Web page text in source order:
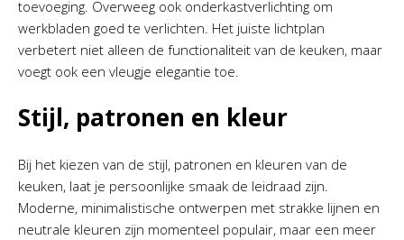
toevoeging. Overweeg ook onderkastverlichting om
werkbladen goed te verlichten. Het juiste lichtplan
verbetert niet alleen de functionaliteit van de keuken, maar
voegt ook een vleugje elegantie toe.
Stijl, patronen en kleur
Bij het kiezen van de stijl, patronen en kleuren van de
keuken, laat je persoonlijke smaak de leidraad zijn.
Moderne, minimalistische ontwerpen met strakke lijnen en
neutrale kleuren zijn momenteel populair, maar een meer